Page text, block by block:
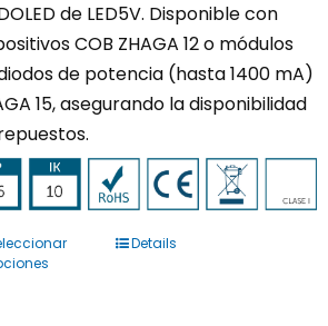
de LED5V. Disponible con
COB ZHAGA 12 o módulos
de potencia (hasta 1400 mA)
15, asegurando la disponibilidad
Este
Details